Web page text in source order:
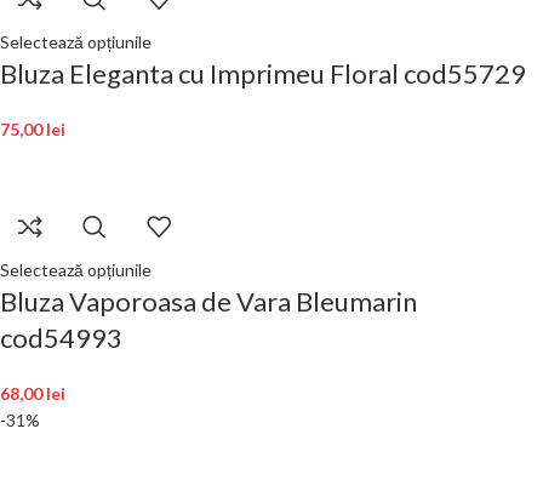
Selectează opțiunile
Bluza Eleganta cu Imprimeu Floral cod55729
75,00lei
Selectează opțiunile
Bluza Vaporoasa de Vara Bleumarin
cod54993
68,00lei
-31%